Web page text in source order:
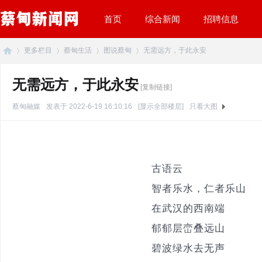
首页 综合新闻 招聘信息
更多栏目 蔡甸生活 图说蔡甸 无需远方，于此永安
无需远方，于此永安 [复制链接]
蔡甸融媒 发表于 2022-6-19 16:10:16 [显示全部楼层] 只看大图
古语云
智者乐水，仁者乐山
在武汉的西南端
郁郁层峦叠远山
碧波绿水去无声